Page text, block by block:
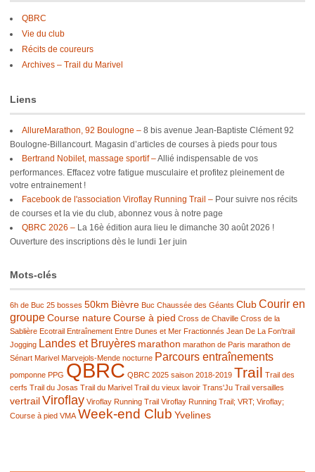
QBRC
Vie du club
Récits de coureurs
Archives – Trail du Marivel
Liens
AllureMarathon, 92 Boulogne – 8 bis avenue Jean-Baptiste Clément 92
Boulogne-Billancourt. Magasin d’articles de courses à pieds pour tous
Bertrand Nobilet, massage sportif –Allié indispensable de vos
performances. Effacez votre fatigue musculaire et profitez pleinement de
votre entrainement !
Facebook de l'association Viroflay Running Trail – Pour suivre nos récits
de courses et la vie du club, abonnez vous à notre page
QBRC 2026 – La 16è édition aura lieu le dimanche 30 août 2026 !
Ouverture des inscriptions dès le lundi 1er juin
Mots-clés
6h de Buc 25 bosses 50km Bièvre Buc Chaussée des Géants ClubCourir en
groupeCourse natureCourse à pied Cross de Chaville Cross de la
Sablière Ecotrail Entraînement Entre Dunes et Mer Fractionnés Jean De La Fon'trail
Jogging Landes et Bruyères marathon marathon de Paris marathon de
Sénart Marivel Marvejols-Mende nocturne Parcours entraînements
pomponne PPG QBRC QBRC 2025 saison 2018-2019 Trail Trail des
cerfs Trail du Josas Trail du Marivel Trail du vieux lavoir Trans'Ju Trail versailles
vertrailViroflay Viroflay Running Trail Viroflay Running Trail; VRT; Viroflay;
Course à pied VMA Week-end Club Yvelines